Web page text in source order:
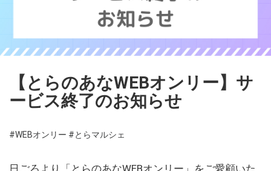
【とらのあなWEBオンリー】サ
ービス終了のお知らせ
#WEBオンリー #とらマルシェ
日ごろより「とらのあなWEBオンリー」をご愛顧いた